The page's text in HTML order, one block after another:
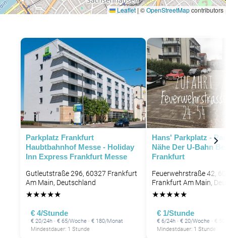
Leaflet|©OpenStreetMapcontributors
Parkplatz Frankfurt
Haubtbahnhof Messe - Holiday
Inn Express Frankfurt Messe
Gutleutstraße 296, 60327 Frankfurt
Am Main, Deutschland
★★★★★
€ 4/Stunde
€ 20/24h · € 65/Woche · € 180/Monat
Mindestdauer: 1 Stunde
Hans' Parkplatz -
Nähe Der U-Bahn
Frankfurt
Feuerwehrstraße 42,
Frankfurt Am Main,
★★★★★
€ 1/Stunde
€ 6/24h · € 20/Woche · €
Mindestdauer: 1 Stunde